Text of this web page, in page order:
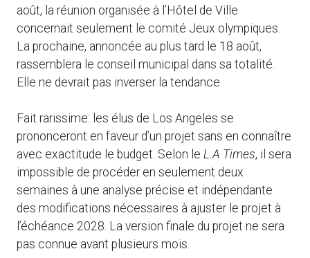
août, la réunion organisée à l’Hôtel de Ville
concernait seulement le comité Jeux olympiques.
La prochaine, annoncée au plus tard le 18 août,
rassemblera le conseil municipal dans sa totalité.
Elle ne devrait pas inverser la tendance.
Fait rarissime: les élus de Los Angeles se
prononceront en faveur d’un projet sans en connaître
avec exactitude le budget. Selon le L.A Times, il sera
impossible de procéder en seulement deux
semaines à une analyse précise et indépendante
des modifications nécessaires à ajuster le projet à
l’échéance 2028. La version finale du projet ne sera
pas connue avant plusieurs mois.